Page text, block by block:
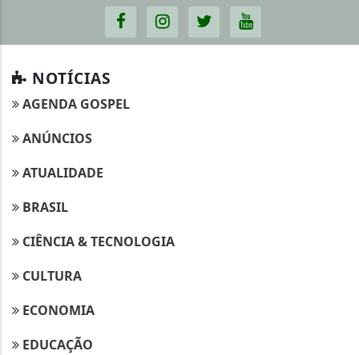
NOTÍCIAS
AGENDA GOSPEL
ANÚNCIOS
ATUALIDADE
BRASIL
CIÊNCIA & TECNOLOGIA
CULTURA
ECONOMIA
EDUCAÇÃO